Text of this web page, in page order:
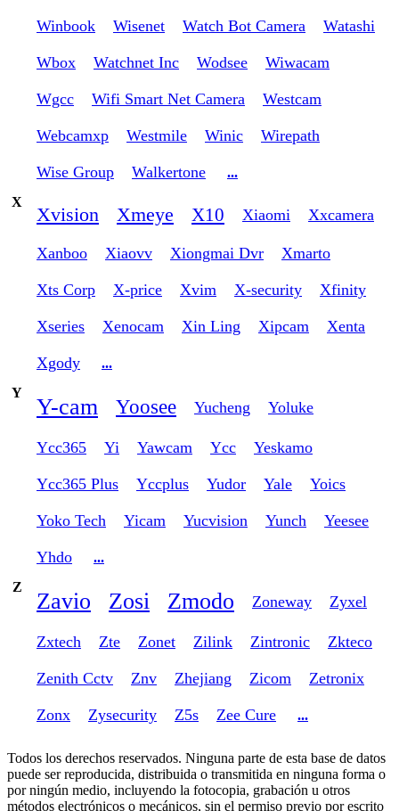
Winbook Wisenet Watch Bot Camera Watashi
Wbox Watchnet Inc Wodsee Wiwacam
Wgcc Wifi Smart Net Camera Westcam
Webcamxp Westmile Winic Wirepath
Wise Group Walkertone
...
X
Xvision Xmeye X10 Xiaomi Xxcamera
Xanboo Xiaovv Xiongmai Dvr Xmarto
Xts Corp X-price Xvim X-security Xfinity
Xseries Xenocam Xin Ling Xipcam Xenta
Xgody
...
Y
Y-cam Yoosee Yucheng Yoluke
Ycc365 Yi Yawcam Ycc Yeskamo
Ycc365 Plus Yccplus Yudor Yale Yoics
Yoko Tech Yicam Yucvision Yunch Yeesee
Yhdo
...
Z
Zavio Zosi Zmodo Zoneway Zyxel
Zxtech Zte Zonet Zilink Zintronic Zkteco
Zenith Cctv Znv Zhejiang Zicom Zetronix
Zonx Zysecurity Z5s Zee Cure ...
Todos los derechos reservados. Ninguna parte de esta base de datos
puede ser reproducida, distribuida o transmitida en ninguna forma o
por ningún medio, incluyendo la fotocopia, grabación u otros
métodos electrónicos o mecánicos, sin el permiso previo por escrito